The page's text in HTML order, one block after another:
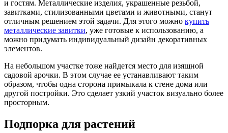
и гостям. Металлические изделия, украшенные резьбой,
завитками, стилизованными цветами и животными, станут
отличным решением этой задачи. Для этого можно купить
металлические завитки, уже готовые к использованию, а
можно придумать индивидуальный дизайн декоративных
элементов.
На небольшом участке тоже найдется место для изящной
садовой арочки. В этом случае ее устанавливают таким
образом, чтобы одна сторона примыкала к стене дома или
другой постройки. Это сделает узкий участок визуально более
просторным.
Подпорка для растений